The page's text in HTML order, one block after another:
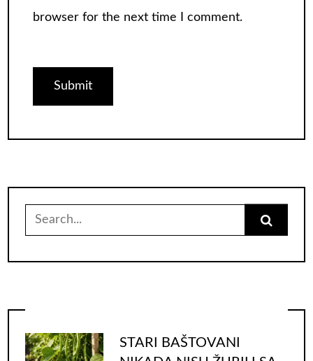
browser for the next time I comment.
Search
STARI BAŠTOVANI